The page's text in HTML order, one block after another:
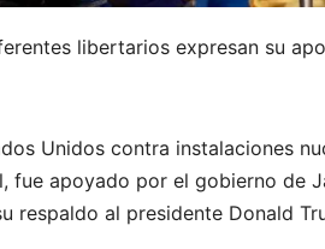
libertarios expresan su
Unidos contra instalaciones
fue apoyado por el gobierno de
respaldo al presidente Donald